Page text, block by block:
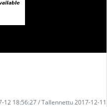
12 18:56:27 / Tallennettu 2017-12-11